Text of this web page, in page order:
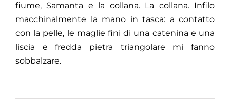
fiume, Samanta e la collana. La collana. Infilo
macchinalmente la mano in tasca: a contatto
con la pelle, le maglie fini di una catenina e una
liscia e fredda pietra triangolare mi fanno
sobbalzare.